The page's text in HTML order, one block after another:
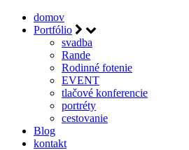
domov
Portfólio
svadba
Rande
Rodinné fotenie
EVENT
tlačové konferencie
portréty
cestovanie
Blog
kontakt